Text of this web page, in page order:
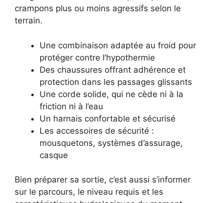
crampons plus ou moins agressifs selon le
terrain.
Une combinaison adaptée au froid pour
protéger contre l’hypothermie
Des chaussures offrant adhérence et
protection dans les passages glissants
Une corde solide, qui ne cède ni à la
friction ni à l’eau
Un harnais confortable et sécurisé
Les accessoires de sécurité :
mousquetons, systèmes d’assurage,
casque
Bien préparer sa sortie, c’est aussi s’informer
sur le parcours, le niveau requis et les